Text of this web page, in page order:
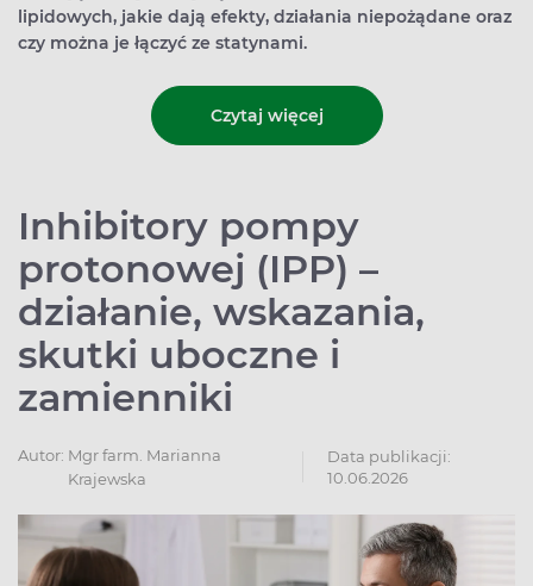
lipidowych, jakie dają efekty, działania niepożądane oraz
czy można je łączyć ze statynami.
Czytaj więcej
Inhibitory pompy
protonowej (IPP) –
działanie, wskazania,
skutki uboczne i
zamienniki
Autor: Mgr farm. Marianna
Krajewska
Data publikacji:
10.06.2026